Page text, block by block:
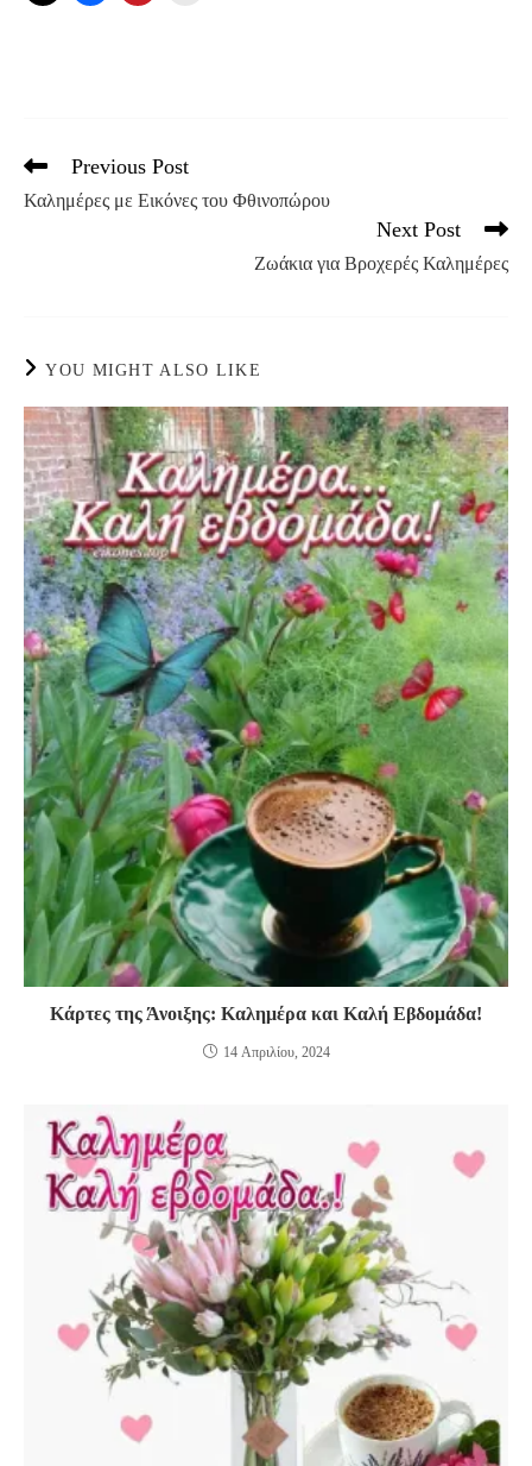
Read
articles
Previous Post
Καλημέρες με Εικόνες του Φθινοπώρου
Next Post
Ζωάκια για Βροχερές Καλημέρες
YOU MIGHT ALSO LIKE
Κάρτες της Άνοιξης: Καλημέρα και Καλή Εβδομάδα!
14 Απριλίου, 2024